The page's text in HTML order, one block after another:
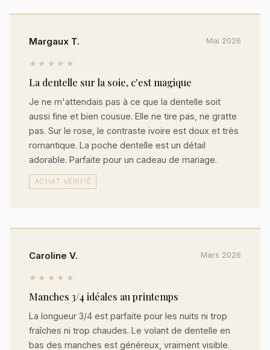
Margaux T. Mai 2026
★★★★★
La dentelle sur la soie, c'est magique
Je ne m'attendais pas à ce que la dentelle soit
aussi fine et bien cousue. Elle ne tire pas, ne gratte
pas. Sur le rose, le contraste ivoire est doux et très
romantique. La poche dentelle est un détail
adorable. Parfaite pour un cadeau de mariage.
ACHAT VÉRIFIÉ
Caroline V. Mars 2026
★★★★★
Manches 3/4 idéales au printemps
La longueur 3/4 est parfaite pour les nuits ni trop
fraîches ni trop chaudes. Le volant de dentelle en
bas des manches est généreux, vraiment visible.